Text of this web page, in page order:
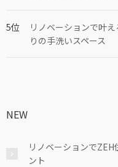
リノベーションで叶
りの手洗いスペース
NEW
リノベーションで
ント